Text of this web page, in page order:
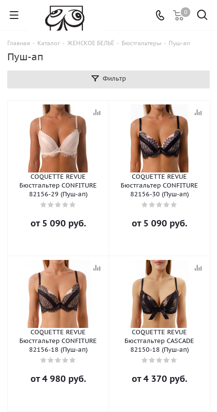
0
Главная - Каталог - ЖЕНСКОЕ БЕЛЬЁ - Бюстгальтеры - Пуш-ап
Пуш-ап
Фильтр
COQUETTE REVUE
Бюстгальтер CONFITURE
82156-29 (Пуш-ап)
от 5 090 руб.
COQUETTE REVUE
Бюстгальтер CONFITURE
82156-30 (Пуш-ап)
от 5 090 руб.
COQUETTE REVUE
Бюстгальтер CONFITURE
82156-18 (Пуш-ап)
от4 980 руб.
COQUETTE REVUE
Бюстгальтер CASCADE
82150-18 (Пуш-ап)
от4 370 руб.